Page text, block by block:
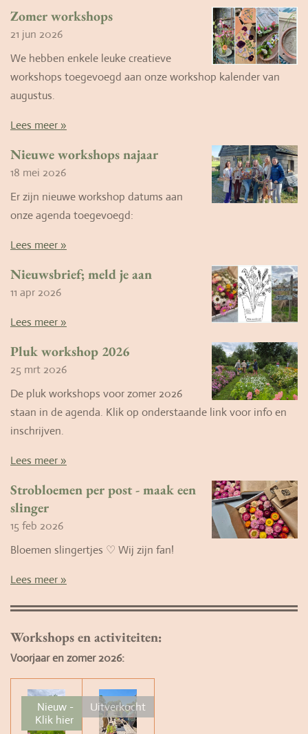
Zomer workshops
21 jun 2026
We hebben enkele leuke creatieve
workshops toegevoegd aan onze workshop kalender van
augustus.
Lees meer »
Nieuwe workshops najaar
18 mei 2026
Er zijn nieuwe workshop datums aan
onze agenda toegevoegd:
Lees meer »
Nieuwsbrief; meld je aan
11 apr 2026
Lees meer »
Pluk workshop 2026
25 mrt 2026
De pluk workshops voor zomer 2026
staan in de agenda. Klik op onderstaande link voor info en
inschrijven.
Lees meer »
Strobloemen per post - maak een
slinger
15 feb 2026
Bloemen slingertjes ♡ Wij zijn fan!
Lees meer »
Workshops en activiteiten:
Voorjaar en zomer 2026:
Nieuw -
Klik hier
Uitverkocht